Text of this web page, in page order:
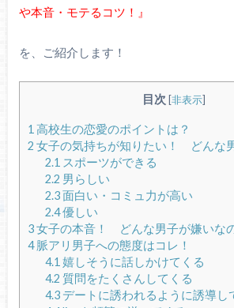
や本音・モテるコツ！』
を、ご紹介します！
目次 [非表示]
1 高校生の恋愛のポイントは？
2 女子の気持ちが知りたい！ どんな
2.1 スポーツができる
2.2 男らしい
2.3面白い・コミュ力が高い
2.4優しい
3女子の本音！ どんな男子が嫌いな
4脈アリ男子への態度はコレ！
4.1 嬉しそうに話しかけてくる
4.2 質問をたくさんしてくる
4.3デートに誘われるように誘導し